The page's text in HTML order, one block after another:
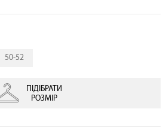
50-52
ПІДІБРАТИ
РОЗМІР